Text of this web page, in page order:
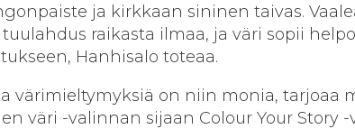
ja kirkkaan sininen taivas.
raikasta ilmaa, ja väri sopii
Hanhisalo toteaa.
värimieltymyksiä on niin monia, tarjoaa
väri -valinnan sijaan Colour Your Story